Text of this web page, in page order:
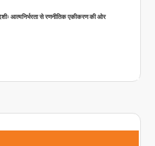
आत्मनिर्भरता से रणनीतिक एकीकरण की ओर